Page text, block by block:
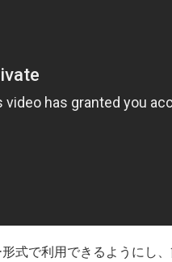
式で利用できるようにし